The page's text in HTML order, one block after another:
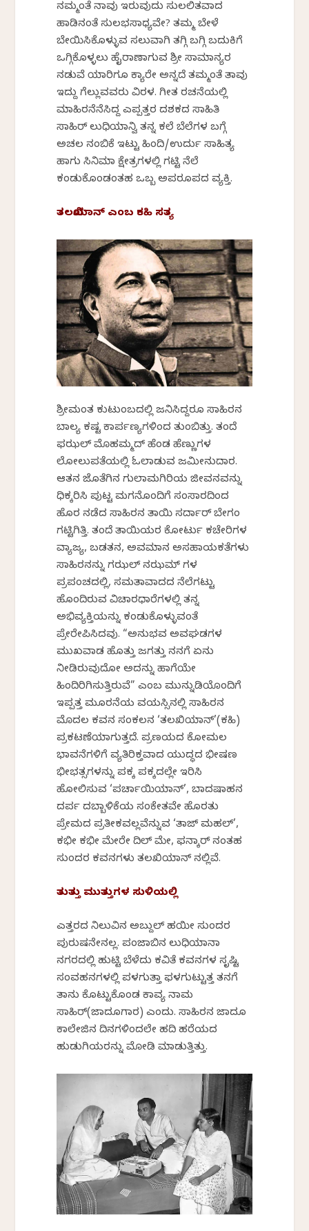
ನಮ್ಮಂತೆ ನಾವು ಇರುವುದು ಸುಲಲಿತವಾದ
ಹಾಡಿನಂತೆ ಸುಲಭಸಾಧ್ಯವೇ? ತಮ್ಮ ಬೇಳೆ
ಬೇಯಿಸಿಕೊಳ್ಳುವ ಸಲುವಾಗಿ ತಗ್ಗಿ ಬಗ್ಗಿ ಬದುಕಿಗೆ
ಒಗ್ಗಿಕೊಳ್ಳಲು ಹೈರಾಣಾಗುವ ಶ್ರೀ ಸಾಮಾನ್ಯರ
ನಡುವೆ ಯಾರಿಗೂ ಕ್ಯಾರೇ ಅನ್ನದೆ ತಮ್ಮಂತೆ ತಾವು
ಇದ್ದು ಗೆಲ್ಲುವವರು ವಿರಳ. ಗೀತ ರಚನೆಯಲ್ಲಿ
ಮಾಹಿರನೆನೆಸಿದ್ದ ಎಪ್ಪತ್ತರ ದಶಕದ ಸಾಹಿತಿ
ಸಾಹಿರ್ ಲುಧಿಯಾನ್ವಿ ತನ್ನ ಕಲೆ ಬೆಲೆಗಳ ಬಗ್ಗೆ
ಅಚಲ ನಂಬಿಕೆ ಇಟ್ಟು ಹಿಂದಿ/ಉರ್ದು ಸಾಹಿತ್ಯ
ಹಾಗು ಸಿನಿಮಾ ಕ್ಷೇತ್ರಗಳಲ್ಲಿ ಗಟ್ಟಿ ನೆಲೆ
ಕಂಡುಕೊಂಡಂತಹ ಒಬ್ಬ ಅಪರೂಪದ ವ್ಯಕ್ತಿ.
ತಲಖಿಯಾನ್ ಎಂಬ ಕಹಿ ಸತ್ಯ
ಶ್ರೀಮಂತ ಕುಟುಂಬದಲ್ಲಿ ಜನಿಸಿದ್ದರೂ ಸಾಹಿರನ
ಬಾಲ್ಯ ಕಷ್ಟ ಕಾರ್ಪಣ್ಯಗಳಿಂದ ತುಂಬಿತ್ತು. ತಂದೆ
ಫಝಲ್ ಮೊಹಮ್ಮದ್ ಹೆಂಡ ಹೆಣ್ಣುಗಳ
ಲೋಲುಪತೆಯಲ್ಲಿ ಓಲಾಡುವ ಜಮೀನುದಾರ.
ಆತನ ಜೊತೆಗಿನ ಗುಲಾಮಗಿರಿಯ ಜೀವನವನ್ನು
ಧಿಕ್ಕರಿಸಿ ಪುಟ್ಟ ಮಗನೊಂದಿಗೆ ಸಂಸಾರದಿಂದ
ಹೊರ ನಡೆದ ಸಾಹಿರನ ತಾಯಿ ಸರ್ದಾರ್ ಬೇಗಂ
ಗಟ್ಟಿಗಿತ್ತಿ. ತಂದೆ ತಾಯಿಯರ ಕೋರ್ಟು ಕಚೇರಿಗಳ
ವ್ಯಾಜ್ಯ, ಬಡತನ, ಅವಮಾನ ಅಸಹಾಯಕತೆಗಳು
ಸಾಹಿರನನ್ನು ಗಝಲ್ ನಝಮ್ ಗಳ
ಪ್ರಪಂಚದಲ್ಲಿ, ಸಮತಾವಾದದ ನೆಲೆಗಟ್ಟು
ಹೊಂದಿರುವ ವಿಚಾರಧಾರೆಗಳಲ್ಲಿ ತನ್ನ
ಅಭಿವ್ಯಕ್ತಿಯನ್ನು ಕಂಡುಕೊಳ್ಳುವಂತೆ
ಪ್ರೇರೇಪಿಸಿದವು. “ಅನುಭವ ಅವಘಡಗಳ
ಮುಖವಾಡ ಹೊತ್ತು ಜಗತ್ತು ನನಗೆ ಏನು
ನೀಡಿರುವುದೋ ಅದನ್ನು ಹಾಗೆಯೇ
ಹಿಂದಿರಿಗಿಸುತ್ತಿರುವೆ” ಎಂಬ ಮುನ್ನುಡಿಯೊಂದಿಗೆ
ಇಪ್ಪತ್ತ ಮೂರನೆಯ ವಯಸ್ಸಿನಲ್ಲಿ ಸಾಹಿರನ
ಮೊದಲ ಕವನ ಸಂಕಲನ ‘ತಲಖಿಯಾನ್’(ಕಹಿ)
ಪ್ರಕಟಣೆಯಾಗುತ್ತದೆ. ಪ್ರಣಯದ ಕೋಮಲ
ಭಾವನೆಗಳಿಗೆ ವ್ಯತಿರಿಕ್ತವಾದ ಯುದ್ಧದ ಭೀಷಣ
ಭೀಭತ್ಸಗಳನ್ನು ಪಕ್ಕ ಪಕ್ಕದಲ್ಲೇ ಇರಿಸಿ
ಹೋಲಿಸುವ ‘ಪರ್ಚಾಯಿಯಾನ್’, ಬಾದಷಾಹನ
ದರ್ಪ ದಬ್ಬಾಳಿಕೆಯ ಸಂಕೇತವೇ ಹೊರತು
ಪ್ರೇಮದ ಪ್ರತೀಕವಲ್ಲವೆನ್ನುವ ‘ತಾಜ್ ಮಹಲ್’,
ಕಭೀ ಕಭೀ ಮೇರೇ ದಿಲ್ ಮೇ, ಫನ್ಕಾರ್ ನಂತಹ
ಸುಂದರ ಕವನಗಳು ತಲಖಿಯಾನ್ ನಲ್ಲಿವೆ.
ತುತ್ತು ಮುತ್ತುಗಳ ಸುಳಿಯಲ್ಲಿ
ಎತ್ತರದ ನಿಲುವಿನ ಅಬ್ದುಲ್ ಹಯೀ ಸುಂದರ
ಪುರುಷನೇನಲ್ಲ. ಪಂಜಾಬಿನ ಲುಧಿಯಾನಾ
ನಗರದಲ್ಲಿ ಹುಟ್ಟಿ ಬೆಳೆದು ಕವಿತೆ ಕವನಗಳ ಸೃಷ್ಟಿ
ಸಂವಹನಗಳಲ್ಲಿ ಪಳಗುತ್ತಾ ಫಳಗುಟ್ಟುತ್ತ ತನಗೆ
ತಾನು ಕೊಟ್ಟುಕೊಂಡ ಕಾವ್ಯ ನಾಮ
ಸಾಹಿರ್(ಜಾದೂಗಾರ) ಎಂದು. ಸಾಹಿರನ ಜಾದೂ
ಕಾಲೇಜಿನ ದಿನಗಳಿಂದಲೇ ಹದಿ ಹರೆಯದ
ಹುಡುಗಿಯರನ್ನು ಮೋಡಿ ಮಾಡುತ್ತಿತ್ತು.